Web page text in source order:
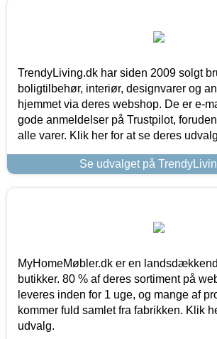
TrendyLiving.dk har siden 2009 solgt
boligtilbehør, interiør, designvarer og
hjemmet via deres webshop. De er e-
gode anmeldelser på Trustpilot,
alle varer. Klik her for at se deres
Se udvalget på
MyHomeMøbler.dk er en
butikker. 80 % af deres sortiment på
leveres inden for 1 uge, og mange af
kommer fuld samlet fra fabrikken. Klik
udvalg.